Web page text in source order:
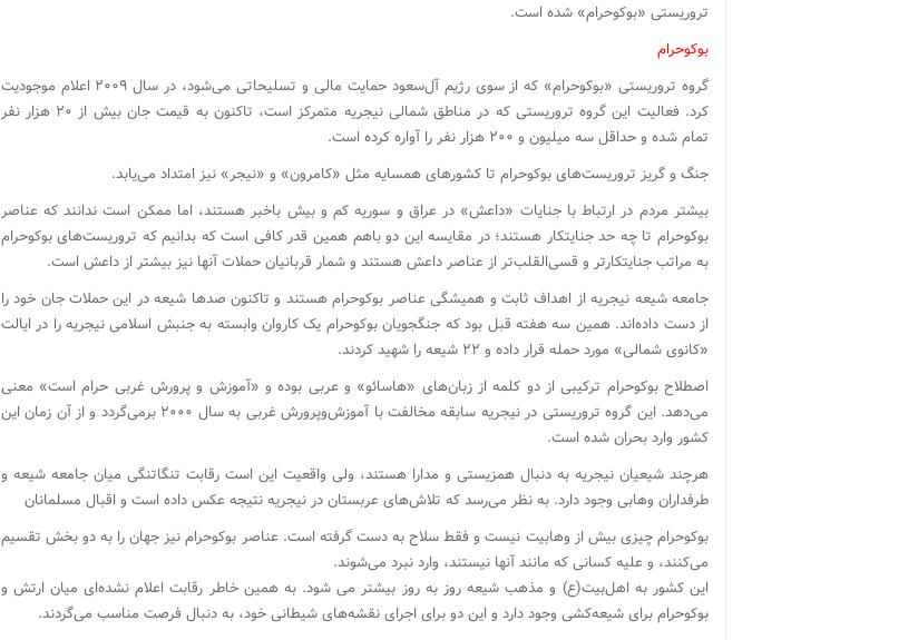
تروریستی «بوکوحرام» شده است.
بوکوحرام
گروه تروریستی «بوکوحرام» که از سوی رژیم آل‌سعود حمایت مالی و تسلیحاتی می‌شود، در سال ۲۰۰۹ اعلام موجودیت
کرد. فعالیت این گروه تروریستی که در مناطق شمالی نیجریه متمرکز است، تاکنون به قیمت جان بیش از ۲۰ هزار نفر
تمام شده و حداقل سه میلیون و ۲۰۰ هزار نفر را آواره کرده است.
جنگ و گریز تروریست‌های بوکوحرام تا کشورهای همسایه مثل «کامرون» و «نیجر» نیز امتداد می‌یابد.
بیشتر مردم در ارتباط با جنایات «داعش» در عراق و سوریه کم و بیش باخبر هستند، اما ممکن است ندانند که عناصر
بوکوحرام تا چه حد جنایتکار هستند؛ در مقایسه این دو باهم همین قدر کافی است که بدانیم که تروریست‌های بوکوحرام
به مراتب جنایتکارتر و قسی‌القلب‌تر از عناصر داعش هستند و شمار قربانیان حملات آنها نیز بیشتر از داعش است.
جامعه شیعه نیجریه از اهداف ثابت و همیشگی عناصر بوکوحرام هستند و تاکنون صدها شیعه در این حملات جان خود را
از دست داده‌اند. همین سه هفته قبل بود که جنگجویان بوکوحرام یک کاروان وابسته به جنبش اسلامی نیجریه را در ایالت
«کانوی شمالی» مورد حمله قرار داده و ۲۲ شیعه را شهید کردند.
اصطلاح بوکوحرام ترکیبی از دو کلمه از زبان‌های «هاسائو» و عربی بوده و «آموزش و پرورش غربی حرام است» معنی
می‌دهد. این گروه تروریستی در نیجریه سابقه مخالفت با آموزش‌وپرورش غربی به سال ۲۰۰۰ برمی‌گردد و از آن زمان این
کشور وارد بحران شده است.
هرچند شیعیان نیجریه به دنبال همزیستی و مدارا هستند، ولی واقعیت این است رقابت تنگاتنگی میان جامعه شیعه و
طرفداران وهابی وجود دارد. به نظر می‌رسد که تلاش‌های عربستان در نیجریه نتیجه عکس داده است و اقبال مسلمانان
بوکوحرام چیزی بیش از وهابیت نیست و فقط سلاح به دست گرفته است. عناصر بوکوحرام نیز جهان را به دو بخش تقسیم
می‌کنند، و علیه کسانی که مانند آنها نیستند، وارد نبرد می‌شوند.
این کشور به اهل‌بیت(ع) و مذهب شیعه روز به روز بیشتر می شود. به همین خاطر رقابت اعلام نشده‌ای میان ارتش و
بوکوحرام برای شیعه‌کشی وجود دارد و این دو برای اجرای نقشه‌های شیطانی خود، به دنبال فرصت مناسب می‌گردند.